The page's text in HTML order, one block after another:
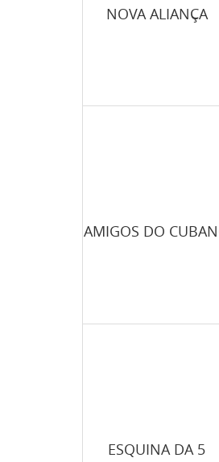
NOVA ALIANÇA
AMIGOS DO
ESQUINA DA 5